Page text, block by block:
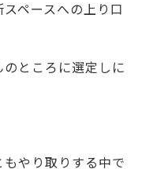
ペースへの上り口
ところに選定しに
やり取りする中で